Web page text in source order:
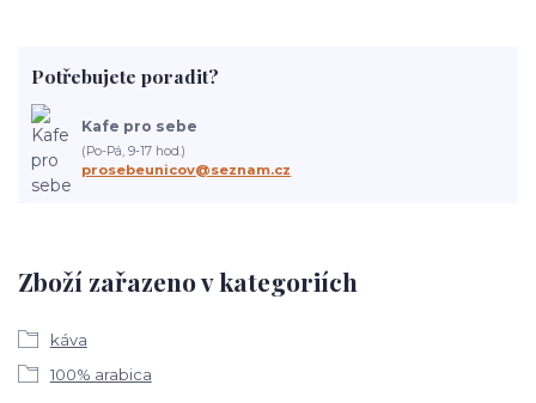
Zboží zařazeno v kategoriích
káva
100% arabica
Potřebujete poradit?
Kafe pro sebe
(Po-Pá, 9-17 hod.)
prosebeunicov@seznam.cz